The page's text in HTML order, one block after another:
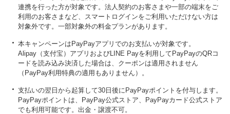
連携を行った方が対象です。法人契約のお客さまや一部の端末をご
利用のお客さまなど、スマートログインをご利用いただけない方は
対象外です。一部対象外の料金プランがあります。
本キャンペーンはPayPayアプリでのお支払いが対象です。
Alipay（支付宝）アプリおよびLINE Payを利用してPayPayのQRコ
ードを読み込み決済した場合は、クーポンは適用されません
（PayPay利用特典の適用もありません）。
支払いの翌日から起算して30日後にPayPayポイントを付与します。
PayPayポイントは、PayPay公式ストア、PayPayカード公式ストア
でも利用可能です。出金・譲渡不可。